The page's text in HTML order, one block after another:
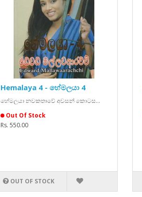
Hemalaya 4 - හේමලයා 4
හේමලයා නවකතාවේ අවසන් කොටස...
Out Of Stock
Rs. 550.00
OUT OF STOCK